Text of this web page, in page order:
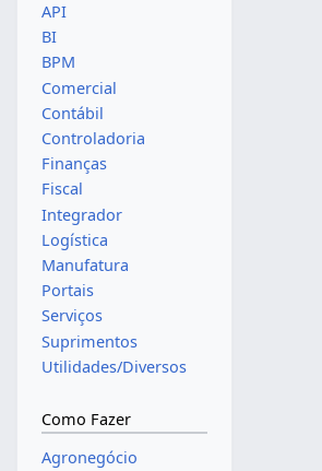
API
BI
BPM
Comercial
Contábil
Controladoria
Finanças
Fiscal
Integrador
Logística
Manufatura
Portais
Serviços
Suprimentos
Utilidades/Diversos
Como Fazer
Agronegócio